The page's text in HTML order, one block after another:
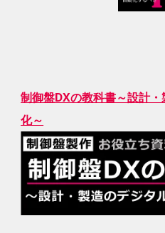
制御盤DXの教科書～設計
化～